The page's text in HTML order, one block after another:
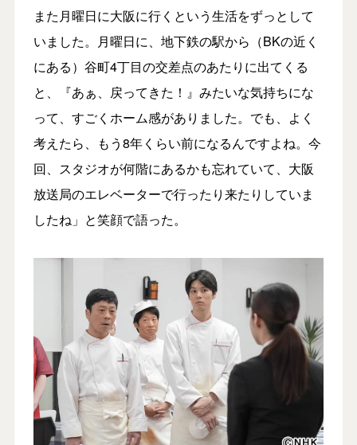
また月曜日に大阪に行くという生活をずっとして
いました。月曜日に、地下鉄の駅から（BKの近く
にある）谷町4丁目の交差点のあたりに出てくる
と、『あぁ、戻ってきた！』みたいな気持ちにな
って、すごくホーム感がありました。でも、よく
考えたら、もう8年くらい前になるんですよね。今
回、スタジオが何階にあるかも忘れていて、大阪
放送局のエレベーターで行ったり来たりしていま
したね」と笑顔で語った。